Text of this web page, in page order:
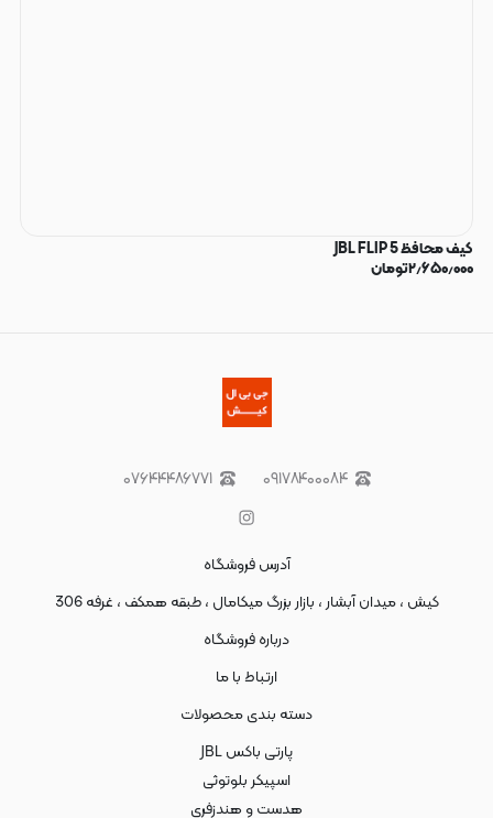
کیف محافظ JBL FLIP 5
۲٫۶۵۰٫۰۰۰تومان
۰۹۱۷۸۴۰۰۰۸۴ ۰۷۶۴۴۴۸۶۷۷۱
آدرس فروشگاه
کیش ، میدان آبشار ، بازار بزرگ میکامال ، طبقه همکف ، غرفه 306
درباره فروشگاه
ارتباط با ما
دسته بندی محصولات
پارتی باکس JBL
اسپیکر بلوتوثی
هدست و هندزفری